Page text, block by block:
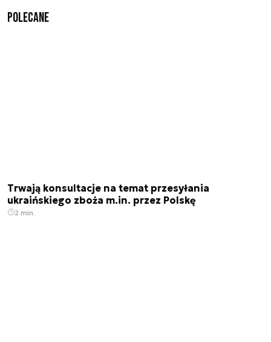
Polecane
Trwają konsultacje na temat przesyłania
ukraińskiego zboża m.in. przez Polskę
2 min.